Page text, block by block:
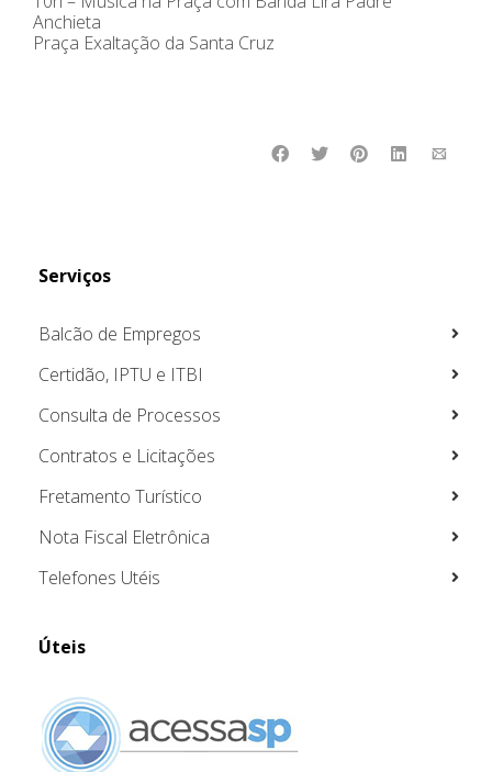
Anchieta
Praça Exaltação da Santa Cruz
Serviços
Balcão de Empregos
Certidão, IPTU e ITBI
Consulta de Processos
Contratos e Licitações
Fretamento Turístico
Nota Fiscal Eletrônica
Telefones Utéis
Úteis